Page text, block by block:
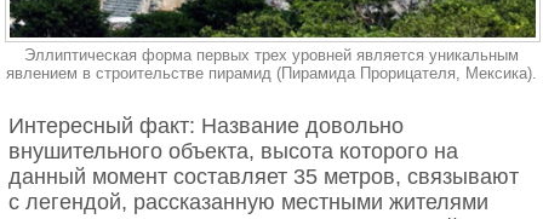
Эллиптическая форма первых трех уровней является уникальным
явлением в строительстве пирамид (Пирамида Прорицателя, Мексика).
Интересный факт: Название довольно
внушительного объекта, высота которого на
данный момент составляет 35 метров, связывают
с легендой, рассказанную местными жителями